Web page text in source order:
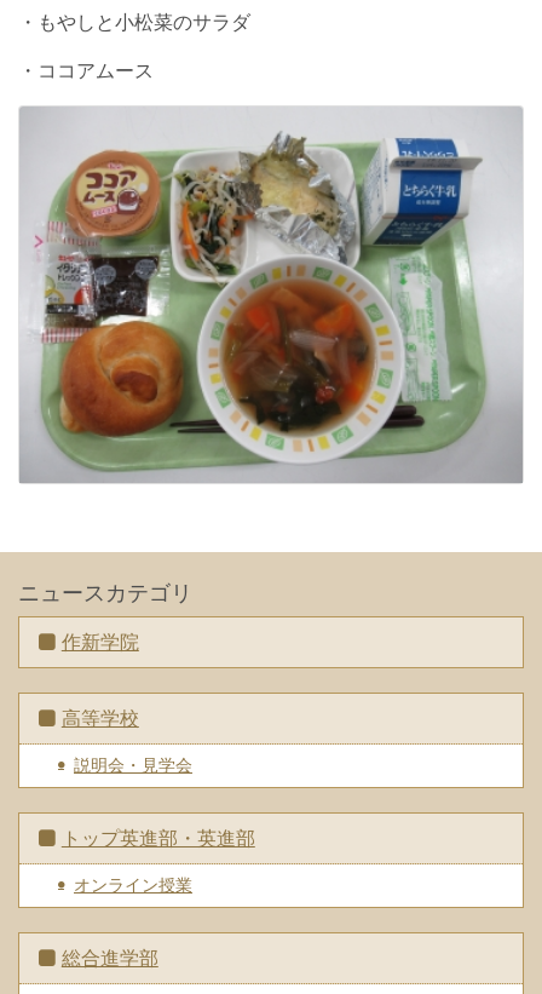
・もやしと小松菜のサラダ
・ココアムース
ニュースカテゴリ
作新学院
高等学校
説明会・見学会
トップ英進部・英進部
オンライン授業
総合進学部